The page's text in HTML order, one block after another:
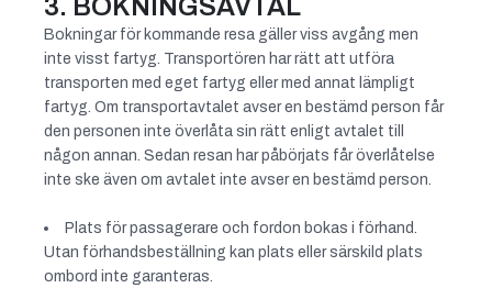
3. BOKNINGSAVTAL
Bokningar för kommande resa gäller viss avgång men
inte visst fartyg. Transportören har rätt att utföra
transporten med eget fartyg eller med annat lämpligt
fartyg. Om transportavtalet avser en bestämd person får
den personen inte överlåta sin rätt enligt avtalet till
någon annan. Sedan resan har påbörjats får överlåtelse
inte ske även om avtalet inte avser en bestämd person.
Plats för passagerare och fordon bokas i förhand.
Utan förhandsbeställning kan plats eller särskild plats
ombord inte garanteras.